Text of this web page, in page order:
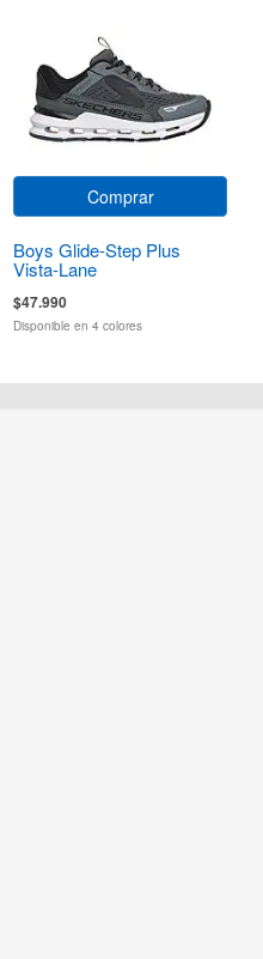
Comprar
Boys Glide-Step Plus
Vista-Lane
$47.990
Disponible en 4 colores